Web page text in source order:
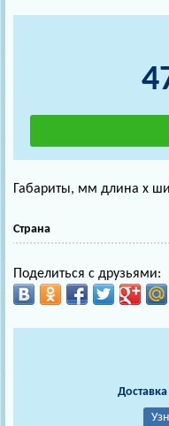
Габариты, мм длина х
Страна
Поделиться с друзьями: